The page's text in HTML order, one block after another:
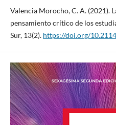
Valencia Morocho, C. A. (2021).
pensamiento crítico de los
Sur, 13(2). https://doi.org/